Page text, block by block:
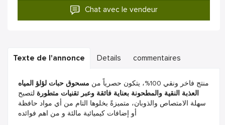
Chat avec le vendeur
Texte de l'annonce Details commentaires
منتج فاخر ونقي 100% ، يتكون حصرياً من مسحوق حبات لؤلؤ المياه
العذبة النقية والمطحونة بعناية فائقة وعبر تقنيات متطورة لتصبح
سهلة الامتصاص والذوبان، متميزةً بخلوها التام من أي مواد حافظة